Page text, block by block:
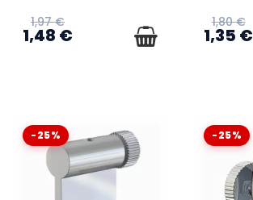
1,97 €
1,48 €
1,80 €
1,35 €
-25% -25%